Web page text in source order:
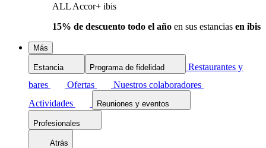
ALL Accor+ ibis
15% de descuento todo el año en sus estancias en ibis
Más
Estancia Programa de fidelidad
Restaurantes y
bares
Ofertas
Nuestros colaboradores
Actividades
Reuniones y eventos
Profesionales
Atrás